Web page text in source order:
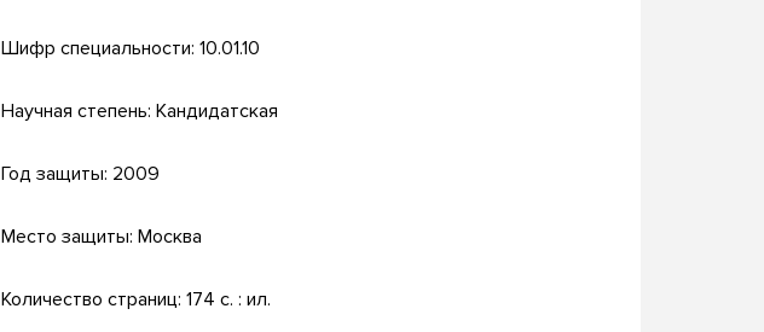
Шифр специальности: 10.01.10
Научная степень: Кандидатская
Год защиты: 2009
Место защиты: Москва
Количество страниц: 174 с. : ил.